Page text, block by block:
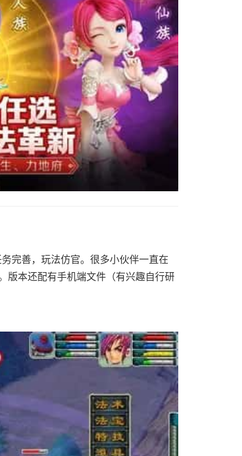
完善，玩法仿官。很多小伙伴一直在
版本还配有手机端文件（有兴趣自行研